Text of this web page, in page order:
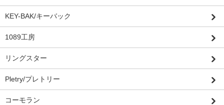
KEY-BAK/キーバック
1089工房
リングスター
Pletry/プレトリー
コーモラン